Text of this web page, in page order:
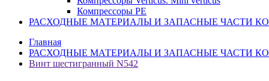
Компрессоры PE
РАСХОДНЫЕ МАТЕРИАЛЫ И ЗАПАСНЫЕ ЧАСТИ
Главная
РАСХОДНЫЕ МАТЕРИАЛЫ И ЗАПАСНЫЕ ЧАСТИ
Винт шестигранный N542